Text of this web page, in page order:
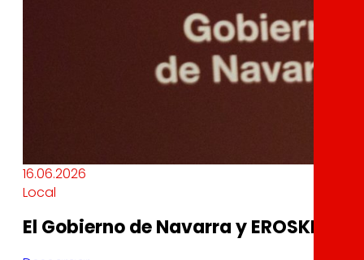
16.06.2026
Local
El Gobierno de Navarra y EROSKI